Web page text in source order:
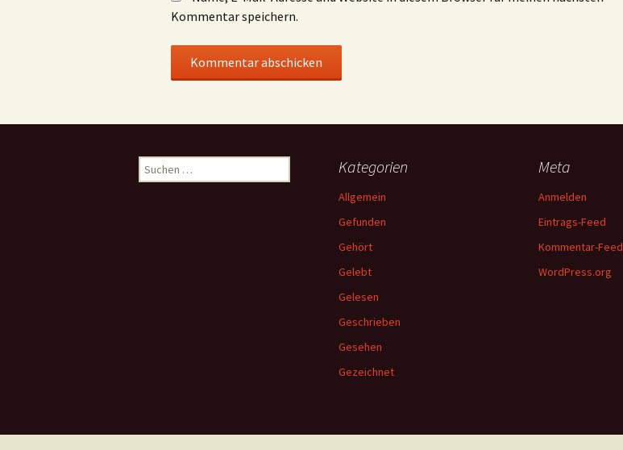
Kommentar speichern.
Suchen
nach:
Kategorien
Allgemein
Gefunden
Gehört
Gelebt
Gelesen
Geschrieben
Gesehen
Gezeichnet
Meta
Anmelden
Eintrags-Feed
Kommentar-Feed
WordPress.org